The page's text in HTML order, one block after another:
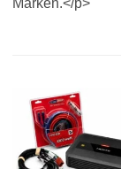
Marken.</p>